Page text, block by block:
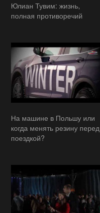
Юлиан Тувим: жизнь,
полная противоречий
На машине в Польшу или
когда менять резину перед
поездкой?